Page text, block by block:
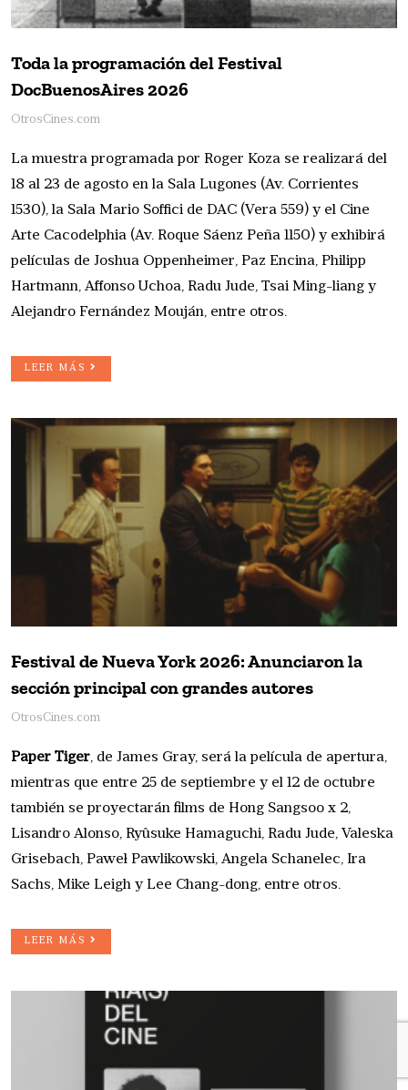
Toda la programación del Festival
DocBuenosAires 2026
OtrosCines.com
La muestra programada por Roger Koza se realizará del
18 al 23 de agosto en la Sala Lugones (Av. Corrientes
1530), la Sala Mario Soffici de DAC (Vera 559) y el Cine
Arte Cacodelphia (Av. Roque Sáenz Peña 1150) y exhibirá
películas de Joshua Oppenheimer, Paz Encina, Philipp
Hartmann, Affonso Uchoa, Radu Jude, Tsai Ming-liang y
Alejandro Fernández Mouján, entre otros.
LEER MÁS
Festival de Nueva York 2026: Anunciaron la
sección principal con grandes autores
OtrosCines.com
Paper Tiger, de James Gray, será la película de apertura,
mientras que entre 25 de septiembre y el 12 de octubre
también se proyectarán films de Hong Sangsoo x 2,
Lisandro Alonso, Ryûsuke Hamaguchi, Radu Jude, Valeska
Grisebach, Paweł Pawlikowski, Angela Schanelec, Ira
Sachs, Mike Leigh y Lee Chang-dong, entre otros.
LEER MÁS